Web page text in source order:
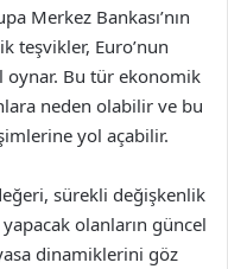
Merkez Bankası’nın
teşvikler, Euro’nun
Bu tür ekonomik
neden olabilir ve bu
yol açabilir.
sürekli değişkenlik
olanların güncel
dinamiklerini göz